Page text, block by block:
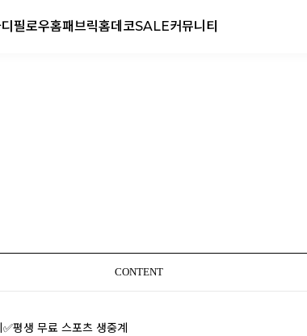
필로우홈패브릭홈데코SALE커뮤니티
CONTENT
평생 무료 스포츠 생중계